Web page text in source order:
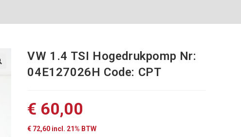
VW 1.4 TSI Hogedrukpomp Nr:
04E127026H Code: CPT
€ 60,00
€ 72,60 incl. 21% BTW